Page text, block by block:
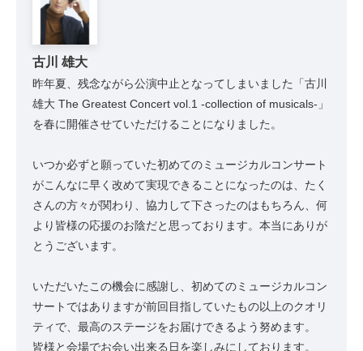
古川 雄大
昨年夏、残念ながら公演中止となってしまいました「古川
雄大 The Greatest Concert vol.1 -collection of musicals-」
を春に開催させていただけることになりました。
いつか必ずと願っていた初めてのミュージカルコンサート
がこんなに早く改めて実現できることになったのは、たく
さんの方々が関わり、協力して下さったのはもちろん、何
より皆様の応援のお陰だと思っております。本当にありが
とうございます。
いただいたこの機会に感謝し、初めてのミュージカルコン
サートではありますが前回目指していたもの以上のクオリ
ティで、最高のステージをお届けできるよう努めます。
皆様と会場でお会い出来る日を楽しみにしております。​